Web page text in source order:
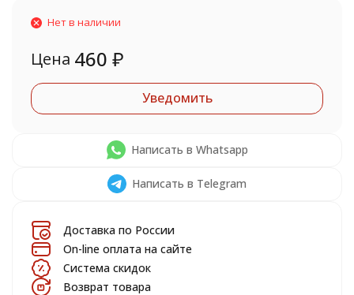
Нет в наличии
Цена 460 ₽
Уведомить
Написать в Whatsapp
Написать в Telegram
Доставка по России
On-line оплата на сайте
Система скидок
Возврат товара